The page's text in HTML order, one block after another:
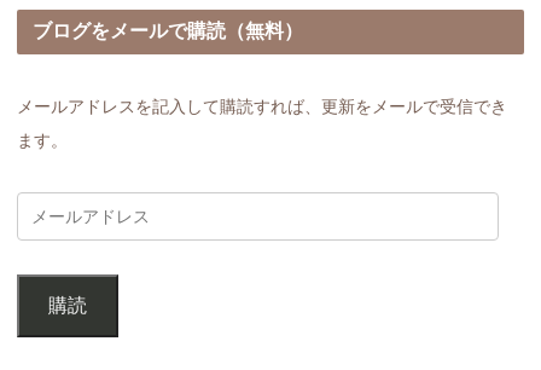
ブログをメールで購読（無料）
メールアドレスを記入して購読すれば、更新をメールで受信でき
ます。
購読